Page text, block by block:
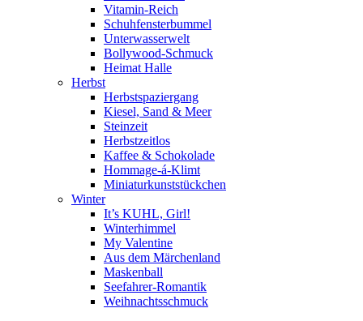
Vitamin-Reich
Schuhfensterbummel
Unterwasserwelt
Bollywood-Schmuck
Heimat Halle
Herbst
Herbstspaziergang
Kiesel, Sand & Meer
Steinzeit
Herbstzeitlos
Kaffee & Schokolade
Hommage-á-Klimt
Miniaturkunststückchen
Winter
It’s KUHL, Girl!
Winterhimmel
My Valentine
Aus dem Märchenland
Maskenball
Seefahrer-Romantik
Weihnachtsschmuck